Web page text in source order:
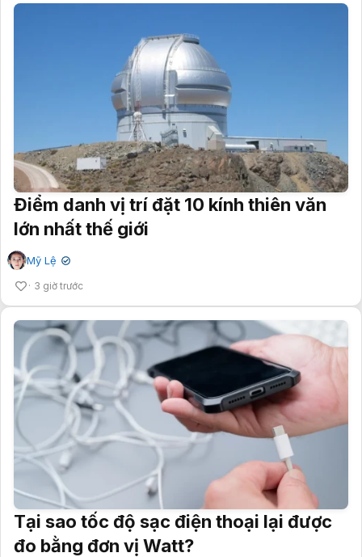
Điểm danh vị trí đặt 10 kính thiên văn
lớn nhất thế giới
Mỹ Lệ ✔
3 giờ trước
Tại sao tốc độ sạc điện thoại lại được
đo bằng đơn vị Watt?